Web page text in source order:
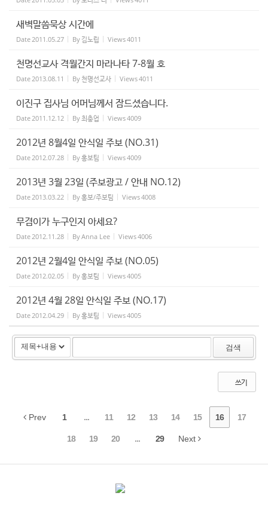
새벽말씀묵상 시간에
Date2011.05.27 By 김노립 Views4011
천명선교사 격월간지 마라나타 7-8월 호
Date2013.08.11 By 천명선교사 Views4011
이진구 집사님 어머님께서 잠드셨습니다.
Date2011.12.12 By최충업 Views4009
2012년 8월4일 안식일 주보 (NO.31)
Date2012.07.28 By홍보팀 Views4009
2013년 3월 23일 (주보광고 / 안내 NO.12)
Date2013.03.22 By홍보/주보팀 Views4008
무겸이가 누구인지 아세요?
Date2012.11.28 ByAnna Lee Views4006
2012년 2월4일 안식일 주보 (NO.05)
Date2012.02.05 By홍보팀 Views4005
2012년 4월 28일 안식일 주보 (NO.17)
Date2012.04.29 By홍보팀 Views4005
검색
쓰기
Prev 1 ... 11 12 13 14 15 16 17
18 19 20 ... 29 Next